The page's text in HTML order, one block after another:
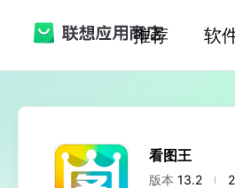
推荐 软
看图王
版本 13.2